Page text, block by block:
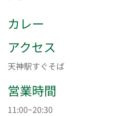
カレー
アクセス
天神駅すぐそば
営業時間
11:00~20:30